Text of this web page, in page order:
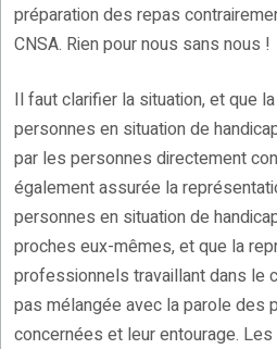
préparation des repas
CNSA. Rien pour nous sans nous !
Il faut clarifier la situation, et que
personnes en situation de
par les personnes directement
également assurée la
personnes en situation de
proches eux-mêmes, et que la
professionnels travaillant dans le
pas mélangée avec la parole des
concernées et leur entourage.